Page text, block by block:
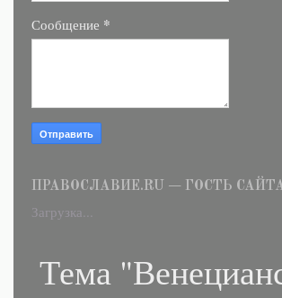
Сообщение *
ПРАВОСЛАВИЕ.RU — ГОСТЬ
Загрузка...
Тема